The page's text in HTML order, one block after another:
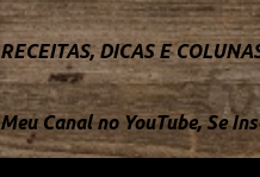
RECEITAS, DICAS E
Meu Canal no YouTube, Se